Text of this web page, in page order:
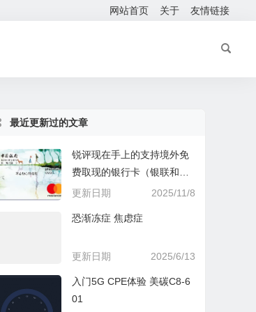
网站首页 关于 友情链接
最近更新过的文章
锐评现在手上的支持境外免
费取现的银行卡（银联和万
事达）
更新日期 2025/11/8
恐渐冻症 焦虑症
更新日期 2025/6/13
入门5G CPE体验 美碳C8-6
01